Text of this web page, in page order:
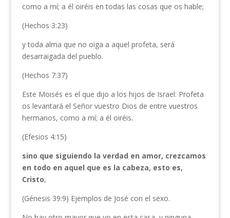
como a mí; a él oiréis en todas las cosas que os hable;
(Hechos 3:23)
y toda alma que no oiga a aquel profeta, será
desarraigada del pueblo.
(Hechos 7:37)
Este Moisés es el que dijo a los hijos de Israel: Profeta
os levantará el Señor vuestro Dios de entre vuestros
hermanos, como a mí; a él oiréis.
(Efesios 4:15)
sino que siguiendo la verdad en amor, crezcamos
en todo en aquel que es la cabeza, esto es,
Cristo,
(Génesis 39:9) Ejemplos de José con el sexo.